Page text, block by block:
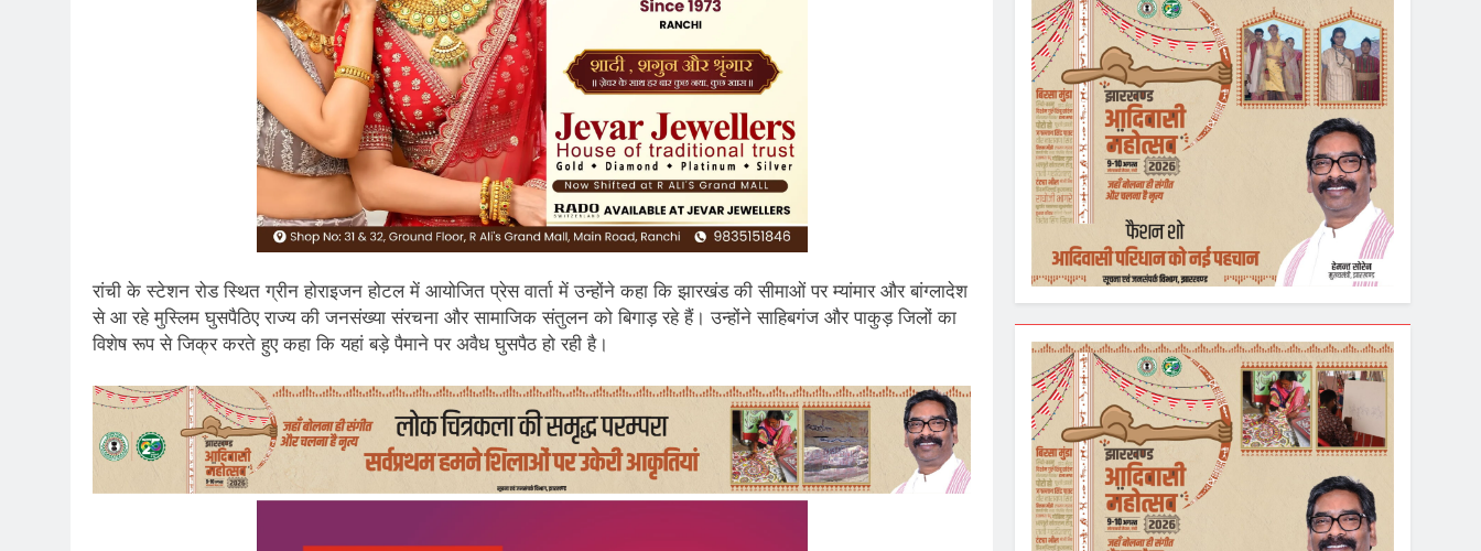
रांची के स्टेशन रोड स्थित ग्रीन होराइजन होटल में आयोजित प्रेस वार्ता में उन्होंने कहा कि झारखंड की सीमाओं पर म्यांमार और बांग्लादेश
से आ रहे मुस्लिम घुसपैठिए राज्य की जनसंख्या संरचना और सामाजिक संतुलन को बिगाड़ रहे हैं। उन्होंने साहिबगंज और पाकुड़ जिलों का
विशेष रूप से जिक्र करते हुए कहा कि यहां बड़े पैमाने पर अवैध घुसपैठ हो रही है।